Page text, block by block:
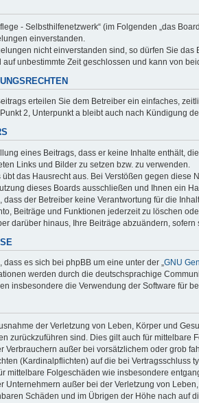
- Selbsthilfenetzwerk“ (im Folgenden „das
einverstanden.
nicht einverstanden sind, so dürfen Sie
auf unbestimmte Zeit geschlossen und kann von
erteilen Sie dem Betreiber ein einfaches,
2, Unterpunkt a bleibt auch nach Kündigung
eines Beitrags, dass er keine Inhalte enthält,
Links und Bilder zu setzen bzw. zu verwenden.
das Hausrecht aus. Bei Verstößen gegen
dieses Boards ausschließen und Ihnen ein
dass der Betreiber keine Verantwortung für die
Beiträge und Funktionen jederzeit zu löschen
darüber hinaus, Ihre Beiträge abzuändern,
es sich bei phpBB um eine unter der „GNU
werden durch die deutschsprachige
insbesondere die Verwendung der Software für
der Verletzung von Leben, Körper und
zurückzuführen sind. Dies gilt auch für mittelbare
Verbrauchern außer bei vorsätzlichem oder grob
(Kardinalpflichten) auf die bei
mittelbare Folgeschäden wie insbesondere
Unternehmern außer bei der Verletzung von
Schäden und im Übrigen der Höhe nach auf